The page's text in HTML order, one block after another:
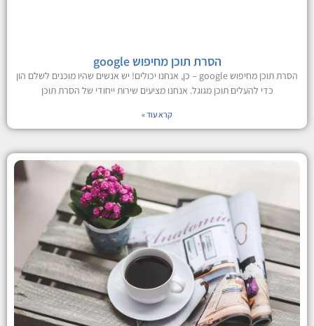
הסרת תוכן מחיפוש google
הסרת תוכן מחיפוש google – כן, אנחנו יכולים! יש אנשים שהיו מוכנים לשלם הון
כדי להעלים תוכן מגוגל. אנחנו מציעים שירות ייחודי של הסרת תוכן
קרא עוד »